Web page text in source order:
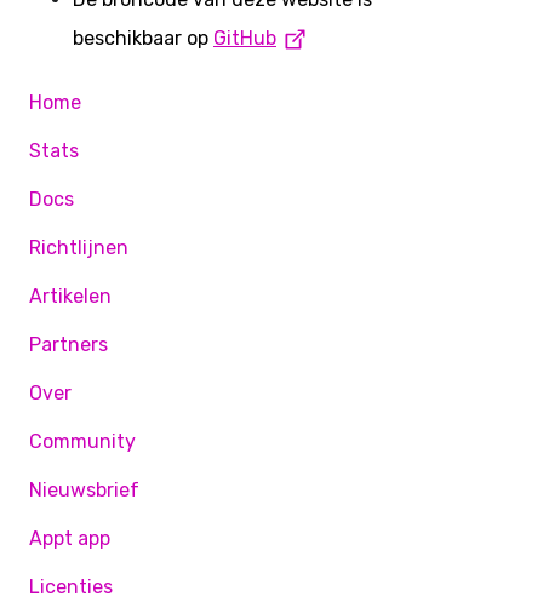
beschikbaar op GitHub
Home
Stats
Docs
Richtlijnen
Artikelen
Partners
Over
Community
Nieuwsbrief
Appt app
Licenties